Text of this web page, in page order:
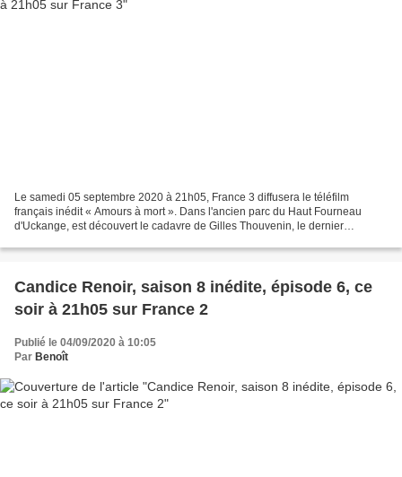
Le samedi 05 septembre 2020 à 21h05, France 3 diffusera le téléfilm
français inédit « Amours à mort ». Dans l'ancien parc du Haut Fourneau
d'Uckange, est découvert le cadavre de Gilles Thouvenin, le dernier
Candice Renoir, saison 8 inédite, épisode 6, ce
soir à 21h05 sur France 2
Publié le 04/09/2020 à 10:05
Par Benoît